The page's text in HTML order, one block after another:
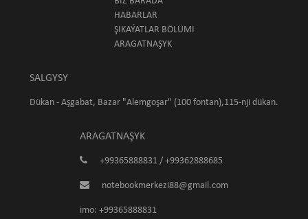
HABARLAR
ŞIKAÝATLAR BÖLÜMI
ARAGATNAŞYK
SALGYSY
Dükan - Aşgabat, Bazar "Alemgoşar" (100 fontan),115-nji dükan.
ARAGATNAŞYK
+99365888831 / +99362888685
notebookmerkezi88@gmail.com
imo: +99365888831